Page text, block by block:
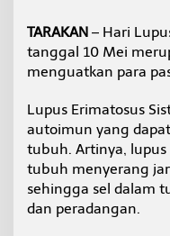
r
i
a
TARAKAN – Hari
tanggal 10 Mei
menguatkan para
Lupus Erimatosus
autoimun yang
tubuh. Artinya,
tubuh menyerang
sehingga sel dalam
dan peradangan.